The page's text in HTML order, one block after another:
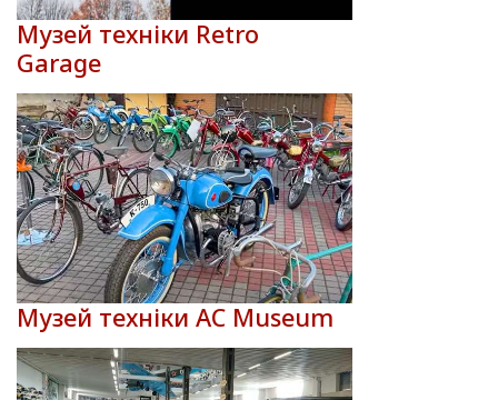
Музей техніки Retro
Garage
Музей техніки AC Museum